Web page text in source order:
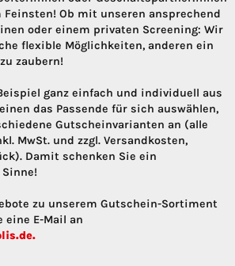
Ob mit unseren ansprechend
oder einem privaten Screening: Wir
flexible Möglichkeiten, anderen ein
zaubern!
ganz einfach und individuell aus
das Passende für sich auswählen,
Gutscheinvarianten an (alle
MwSt. und zzgl. Versandkosten,
Damit schenken Sie ein
zu unserem Gutschein-Sortiment
E-Mail an